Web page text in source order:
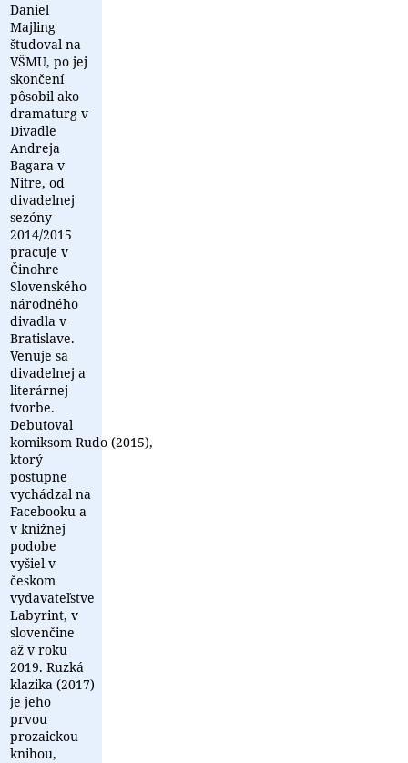
Daniel
Majling
študoval na
VŠMU, po jej
skončení
pôsobil ako
dramaturg v
Divadle
Andreja
Bagara v
Nitre, od
divadelnej
sezóny
2014/2015
pracuje v
Činohre
Slovenského
národného
divadla v
Bratislave.
Venuje sa
divadelnej a
literárnej
tvorbe.
Debutoval
komiksom Rudo (2015),
ktorý
postupne
vychádzal na
Facebooku a
v knižnej
podobe
vyšiel v
českom
vydavateľstve
Labyrint, v
slovenčine
až v roku
2019. Ruzká
klazika (2017)
je jeho
prvou
prozaickou
knihou,